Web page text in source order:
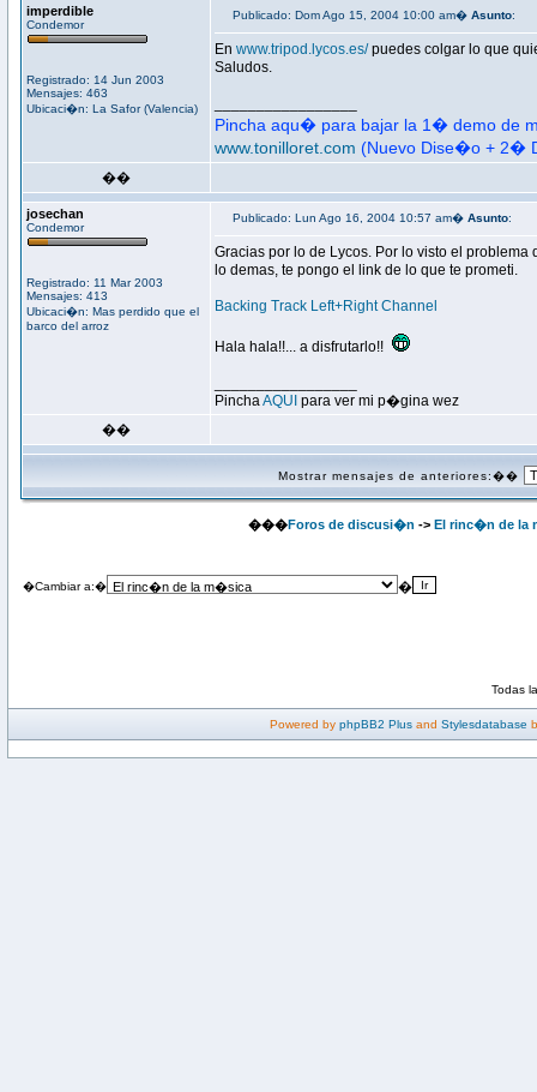
imperdible
Condemor
Registrado: 14 Jun 2003
Mensajes: 463
Ubicaci�n: La Safor (Valencia)
Publicado: Dom Ago 15, 2004 10:00 am� Asunto:
En www.tripod.lycos.es/puedes colgar lo que
Saludos.
Pincha aqu� para bajar la 1� demo de
www.tonilloret.com (Nuevo Dise�o + 2�
��
josechan
Condemor
Registrado: 11 Mar 2003
Mensajes: 413
Ubicaci�n: Mas perdido que el
barco del arroz
Publicado: Lun Ago 16, 2004 10:57 am� Asunto:
Gracias por lo de Lycos. Por lo visto el
lo demas, te pongo el link de lo que te prometi.
Backing Track Left+Right Channel
Hala hala!!... a disfrutarlo!!
PinchaAQUI para ver mi p�gina wez
��
Mostrar mensajes de anteriores:��
���Foros de discusi�n -> El rinc�n de la
�Cambiar a:� �
Todas
Powered by phpBB2 Plus and Stylesdatabase